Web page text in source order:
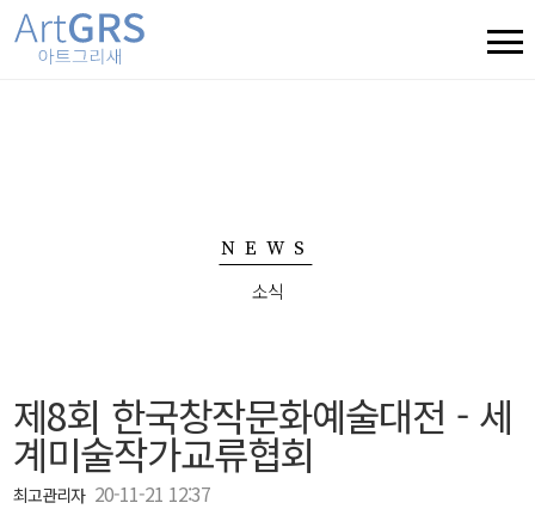
NEWS
소식
제8회 한국창작문화예술대전 - 세
계미술작가교류협회
최고관리자 20-11-21 12:37